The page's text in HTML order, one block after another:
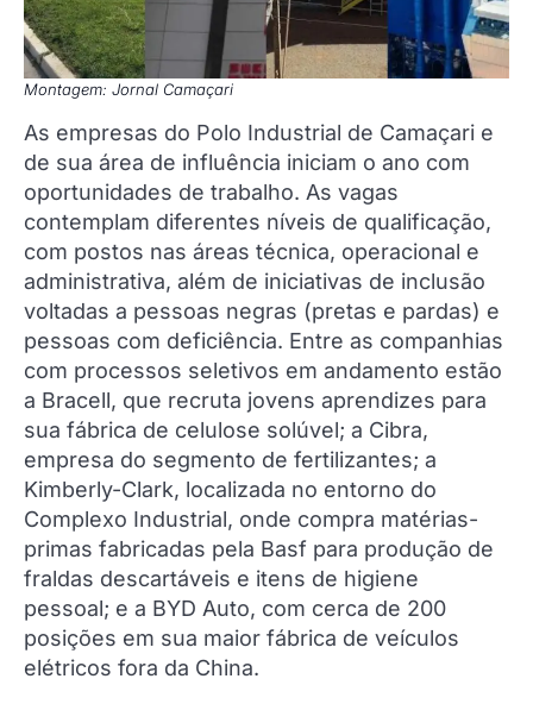
Montagem: Jornal Camaçari
As empresas do Polo Industrial de Camaçari e
de sua área de influência iniciam o ano com
oportunidades de trabalho. As vagas
contemplam diferentes níveis de qualificação,
com postos nas áreas técnica, operacional e
administrativa, além de iniciativas de inclusão
voltadas a pessoas negras (pretas e pardas) e
pessoas com deficiência. Entre as companhias
com processos seletivos em andamento estão
a Bracell, que recruta jovens aprendizes para
sua fábrica de celulose solúvel; a Cibra,
empresa do segmento de fertilizantes; a
Kimberly-Clark, localizada no entorno do
Complexo Industrial, onde compra matérias-
primas fabricadas pela Basf para produção de
fraldas descartáveis e itens de higiene
pessoal; e a BYD Auto, com cerca de 200
posições em sua maior fábrica de veículos
elétricos fora da China.